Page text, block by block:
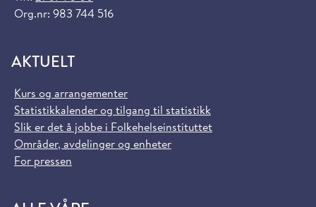
Org.nr: 983 744 516
AKTUELT
Kurs og arrangementer
Statistikkalender og tilgang til statistikk
Slik er det å jobbe i Folkehelseinstituttet
Områder, avdelinger og enheter
For pressen